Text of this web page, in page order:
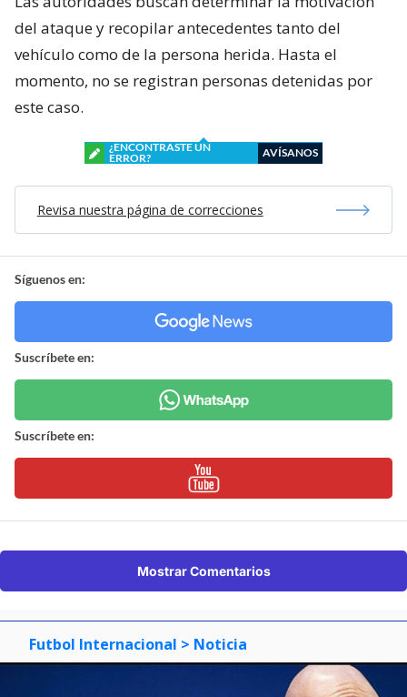
del ataque y recopilar antecedentes tanto del
vehículo como de la persona herida. Hasta el
momento, no se registran personas detenidas por
este caso.
¿ENCONTRASTE UN
ERROR?
AVÍSANOS
Revisa nuestra página de correcciones
Síguenos en:
Suscríbete en:
Suscríbete en:
Mostrar Comentarios
Futbol Internacional > Noticia